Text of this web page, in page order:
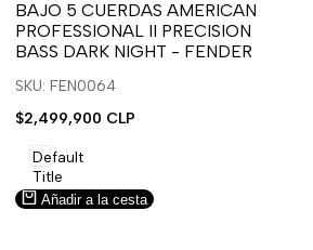
para
usar
la
lista
deseos.
para
usar
Compare
BAJO 5 CUERDAS AMERICAN
PROFESSIONAL II PRECISION
BASS DARK NIGHT - FENDER
SKU: FEN0064
Precio
venta
$2,499,900 CLP
Default
Title
Añadir a la cesta